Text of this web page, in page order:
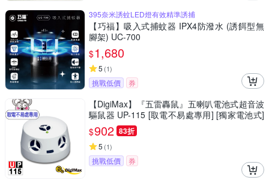
395奈米誘蚊LED燈有效精準誘捕
【巧福】吸入式捕蚊器 IPX4防潑水 (誘餌型無
腳架) UC-700
$1,680
5 (1)
挑戰低價 券
【DigiMax】『五雷轟鼠』五喇叭電池式超音波
驅鼠器 UP-115 [取電不易處專用] [獨家電池式]
[強力超音波]
$902 83折
5 (1)
挑戰低價 券